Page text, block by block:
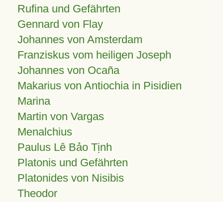
Rufina und Gefährten
Gennard von Flay
Johannes von Amsterdam
Franziskus vom heiligen Joseph
Johannes von Ocaña
Makarius von Antiochia in Pisidien
Marina
Martin von Vargas
Menalchius
Paulus Lê Bảo Tịnh
Platonis und Gefährten
Platonides von Nisibis
Theodor